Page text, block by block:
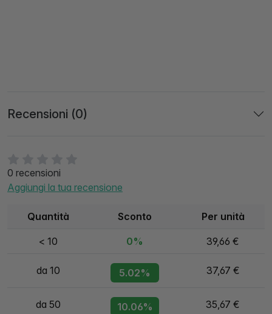
0 recensioni
Aggiungi la tua recensione
Quantità Sconto Per unità
< 10 0% 39,66 €
da 10 5.02% 37,67 €
da 50 10.06% 35,67 €
Recensioni (0)